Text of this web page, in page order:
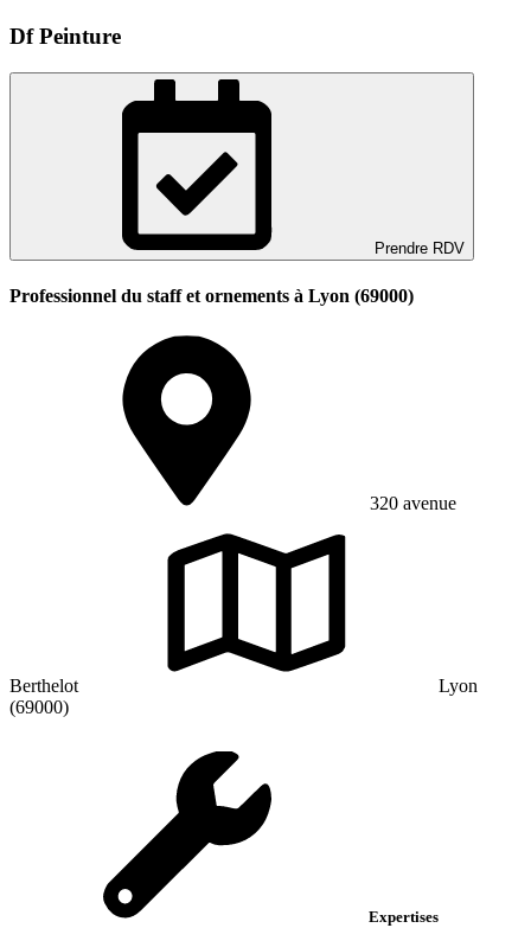
Df Peinture
Prendre RDV
Professionnel du staff et ornements à Lyon (69000)
320 avenue
Berthelot
Lyon
(69000)
Expertises